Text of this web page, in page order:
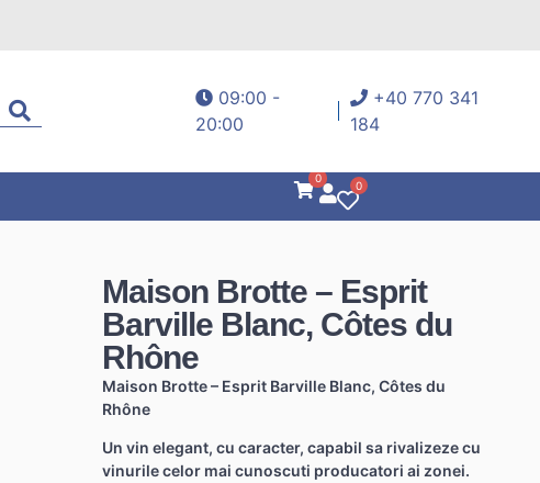
09:00 -
20:00
+40 770 341
184
0
0
Maison Brotte – Esprit
Barville Blanc, Côtes du
Rhône
Maison Brotte – Esprit Barville Blanc, Côtes du
Rhône
Un vin elegant, cu caracter, capabil sa rivalizeze cu
vinurile celor mai cunoscuti producatori ai zonei.